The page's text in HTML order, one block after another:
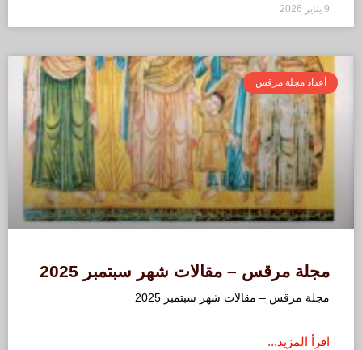
9 يناير 2026
أعداد مجلة مرقس
مجلة مرقس – مقالات شهر سبتمبر 2025
مجلة مرقس – مقالات شهر سبتمبر 2025
اقرأ المزيد...